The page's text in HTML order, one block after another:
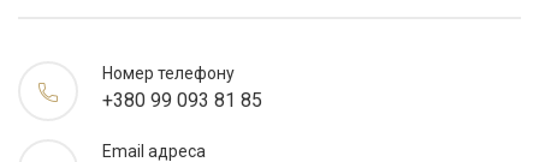
Номер телефону
+380 99 093 81 85
Email адреса